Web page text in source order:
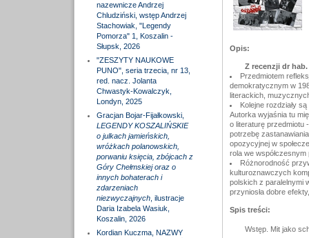
nazewnicze Andrzej
Chludziński, wstęp Andrzej
Stachowiak, "Legendy
Pomorza" 1, Koszalin -
Słupsk, 2026
"ZESZYTY NAUKOWE
PUNO", seria trzecia, nr 13,
red. nacz. Jolanta
Chwastyk-Kowalczyk,
Londyn, 2025
Gracjan Bojar-Fijałkowski,
LEGENDY KOSZALIŃSKIE
o julkach jamieńskich,
wróżkach polanowskich,
porwaniu księcia, zbójcach z
Góry Chełmskiej oraz o
innych bohaterach i
zdarzeniach
niezwyczajnych, ilustracje
Daria Izabela Wasiuk,
Koszalin, 2026
Kordian Kuczma, NAZWY
Opis:
Z recenzji dr
Przedmiotem
demokratycznym w
literackich,
Kolejne rozdziały
Autorka wyjaśnia tu
o literaturę przedmiotu
potrzebę
opozycyjnej w
rola we
Różnorodność
kulturoznawczych
polskich z paralelnymi
przyniosła dobre
Spis treści:
Wstęp. Mit jako